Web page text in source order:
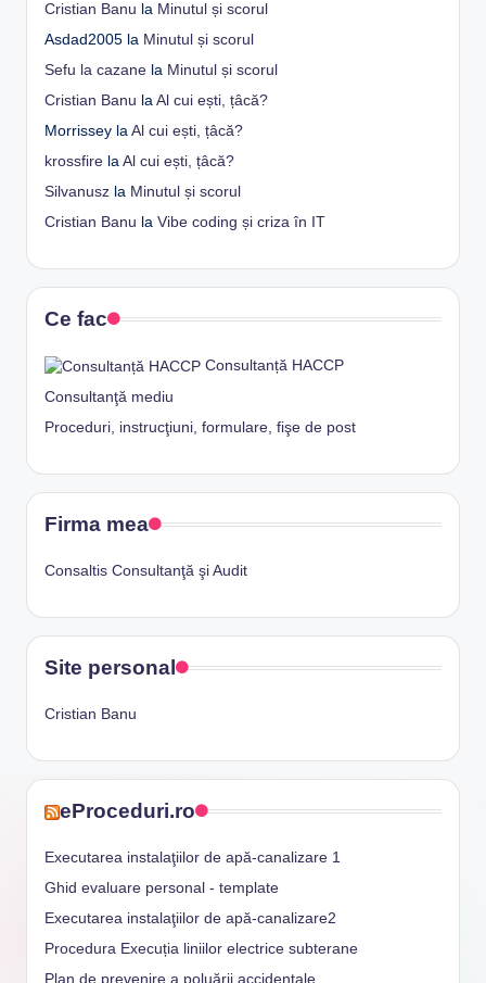
Cristian Banu la Minutul și scorul
Asdad2005 la Minutul și scorul
Sefu la cazane la Minutul și scorul
Cristian Banu la Al cui ești, țâcă?
Morrissey la Al cui ești, țâcă?
krossfire la Al cui ești, țâcă?
Silvanusz la Minutul și scorul
Cristian Banu la Vibe coding și criza în IT
Ce fac
Consultanță HACCP
Consultanţă mediu
Proceduri, instrucţiuni, formulare, fişe de post
Firma mea
Consaltis Consultanţă şi Audit
Site personal
Cristian Banu
eProceduri.ro
Executarea instalaţiilor de apă-canalizare 1
Ghid evaluare personal - template
Executarea instalaţiilor de apă-canalizare2
Procedura Execuția liniilor electrice subterane
Plan de prevenire a poluării accidentale